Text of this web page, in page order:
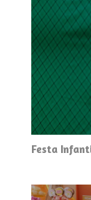
Festa